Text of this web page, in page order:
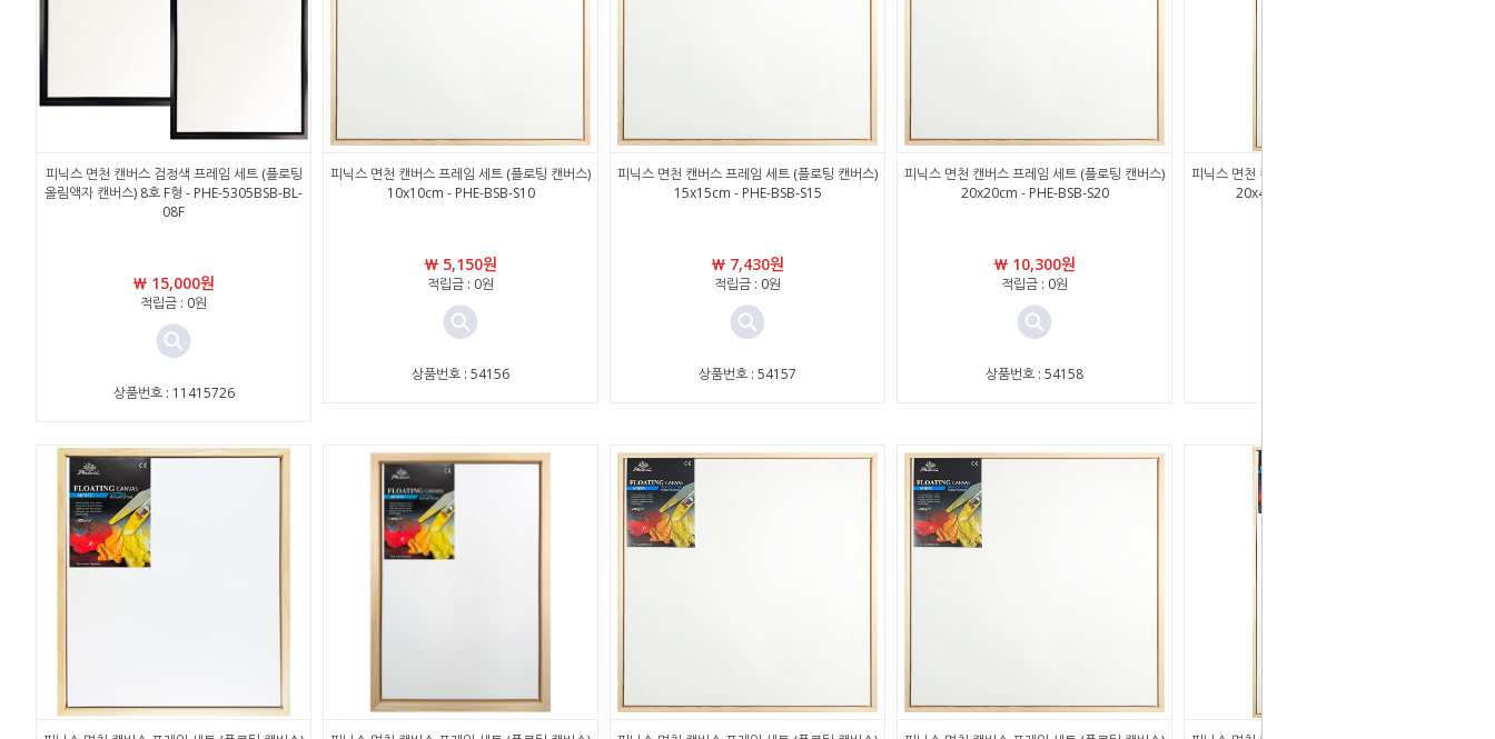
피닉스 면천 캔버스 검정색 프레임 세트 (플로팅
올림액자 캔버스) 8호 F형 - PHE-5305BSB-BL-
08F
￦ 15,000원
적립금 : 0원
상품번호 : 11415726
피닉스 면천 캔버스 프레임 세트 (플로팅 캔버스)
10x10cm - PHE-BSB-S10
￦ 5,150원
적립금 : 0원
상품번호 : 54156
피닉스 면천 캔버스 프레임 세트 (플로팅 캔버스)
15x15cm - PHE-BSB-S15
￦ 7,430원
적립금 : 0원
상품번호 : 54157
피닉스 면천 캔버스 프레임 세트 (플로팅 캔버스)
20x20cm - PHE-BSB-S20
￦ 10,300원
적립금 : 0원
상품번호 : 54158
피닉스 면천 캔버스 프레임 세트 (플로팅 캔버스)
20x40cm - PHE-BSB-S20*40